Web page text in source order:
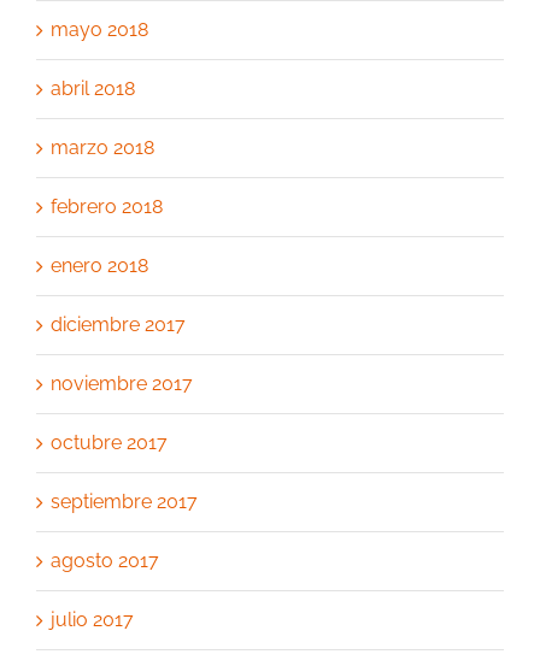
mayo 2018
abril 2018
marzo 2018
febrero 2018
enero 2018
diciembre 2017
noviembre 2017
octubre 2017
septiembre 2017
agosto 2017
julio 2017